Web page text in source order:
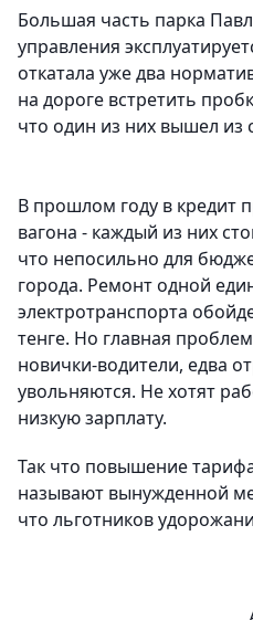
Большая часть парка
управления
откатала уже два
на дороге встретить
что один из них вышел из
В прошлом году в кредит
вагона - каждый из них
что непосильно для
города. Ремонт одной
электротранспорта
тенге. Но главная
новички-водители, едва
увольняются. Не хотят
низкую зарплату.
Так что повышение
называют вынужденной
что льготников